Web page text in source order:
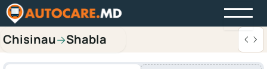
Chisinau→Shabla